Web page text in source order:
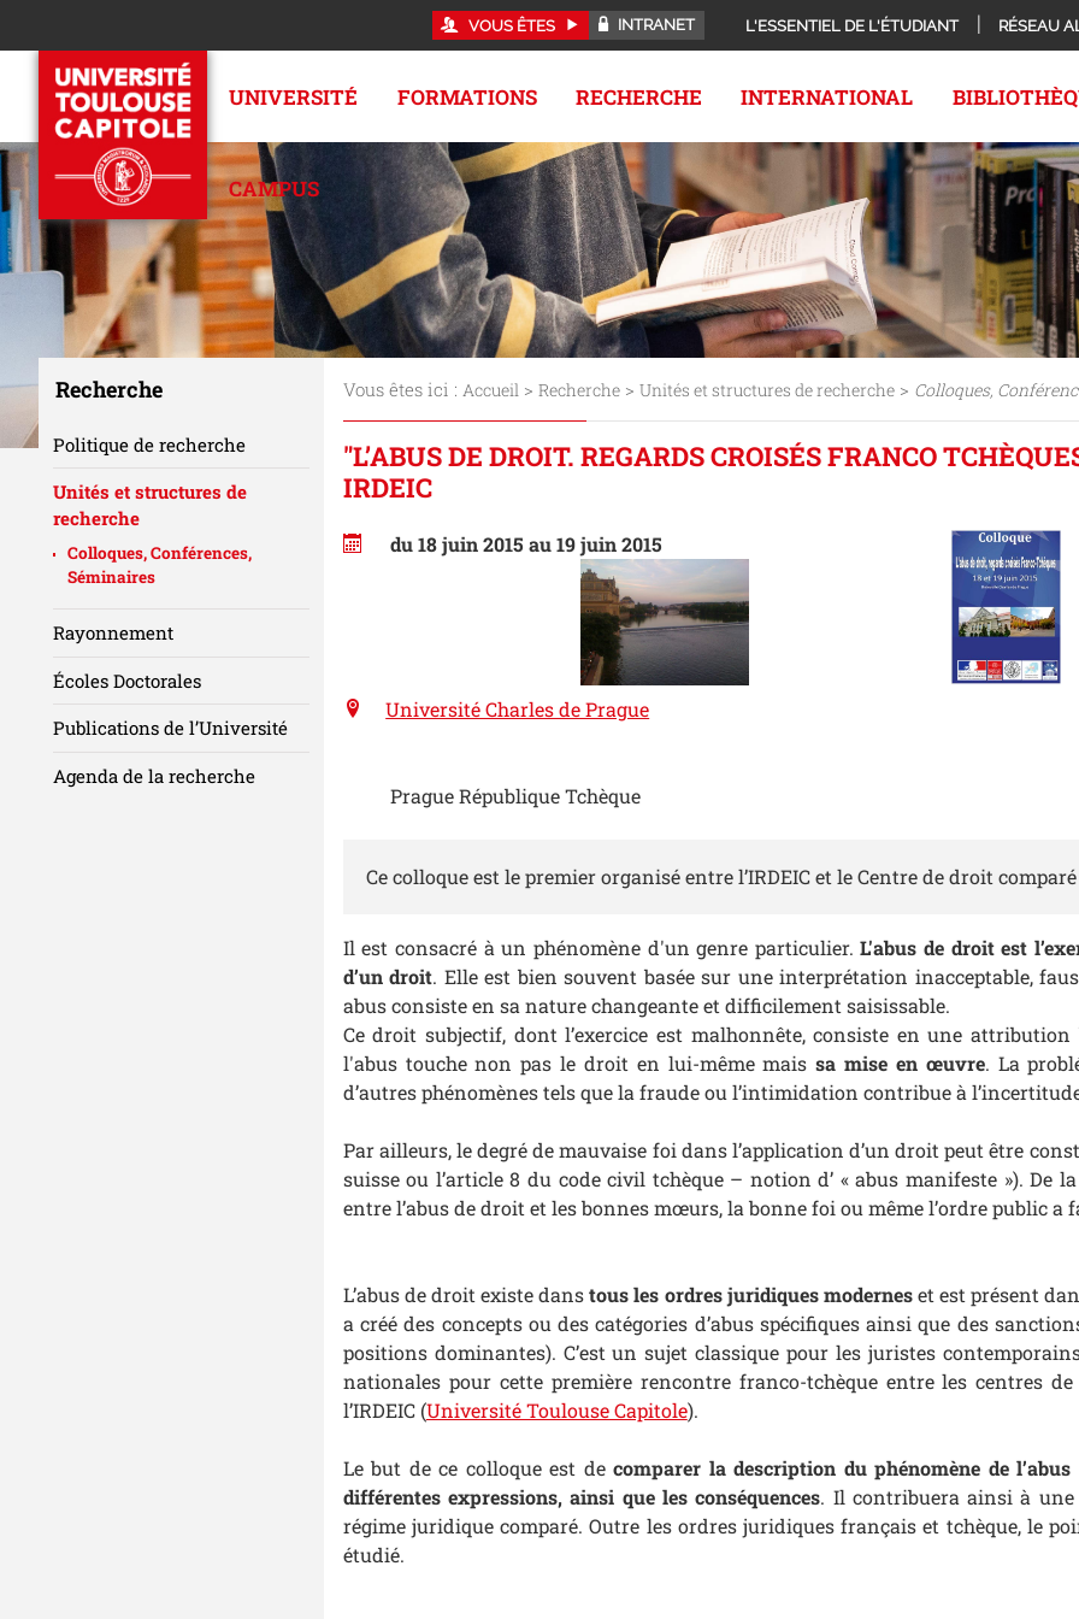
VOUS ÊTES INTRANET L'ESSENTIEL DE L'ÉTUDIANT RÉSEAU
UNIVERSITÉ FORMATIONS RECHERCHE INTERNATIONAL
CAMPUS
Vous êtes ici : Accueil> Recherche> Unités et structures de recherche> Colloques,
"L’ABUS DE DROIT. REGARDS CROISÉS FRANCO
IRDEIC
du 18 juin 2015 au 19 juin 2015
Université Charles de Prague
Prague République Tchèque
Ce colloque est le premier organisé entre l’IRDEIC et le Centre de droit
Il est consacré à un phénomène d'un genre particulier.L'abus de droit est
d’un droit. Elle est bien souvent basée sur une interprétation inacceptable,
abus consiste en sa nature changeante et difficilement saisissable.
Ce droit subjectif, dont l’exercice est malhonnête, consiste en une
l'abus touche non pas le droit en lui-même maissa mise en œuvre. La
d’autres phénomènes tels que la fraude ou l’intimidation contribue à
Par ailleurs, le degré de mauvaise foi dans l’application d’un droit peut être
suisse ou l’article 8 du code civil tchèque – notion d’ « abus manifeste »).
entre l’abus de droit et les bonnes mœurs, la bonne foi ou même l’ordre public a
L’abus de droit existe danstous les ordres juridiques moderneset est présent
a créé des concepts ou des catégories d’abus spécifiques ainsi que des
positions dominantes). C’est un sujet classique pour les juristes
nationales pour cette première rencontre franco-tchèque entre les centres
l’IRDEIC (Université Toulouse Capitole).
Le but de ce colloque est decomparer la description du phénomène de
différentes expressions, ainsi que les conséquences. Il contribuera ainsi à
régime juridique comparé. Outre les ordres juridiques français et tchèque, le
étudié.
Recherche
Politique de recherche
Unités et structures de
recherche
Colloques, Conférences,
Séminaires
Rayonnement
Écoles Doctorales
Publications de l’Université
Agenda de la recherche